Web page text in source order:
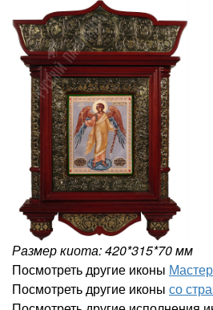
Размер киота: 420*315*70 мм
Посмотреть другие иконы
Посмотреть другие иконы со